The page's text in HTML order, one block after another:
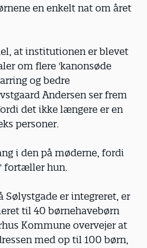
en enkelt nat om året
at institutionen er blevet
om flere 'kanonsøde
og bedre
Andersen ser frem
det ikke længere er en
personer.
i den på møderne, fordi
fortæller hun.
er integreret, er
til 40 børnehavebørn
Kommune overvejer at
med op til 100 børn,